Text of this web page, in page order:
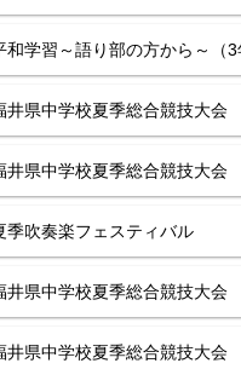
和学習～語り部の方から～（3
井県中学校夏季総合競技大
井県中学校夏季総合競技大
季吹奏楽フェスティバル
井県中学校夏季総合競技大
井県中学校夏季総合競技大